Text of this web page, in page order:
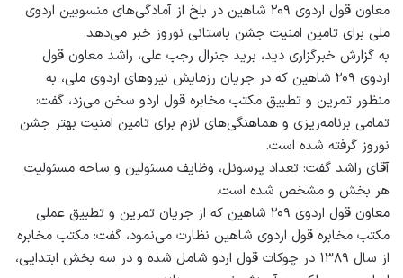
معاون قول اردوی ۲۰۹ شاهین در بلخ از آمادگی‌های منسوبین اردوی
ملی برای تامین امنیت جشن باستانی نوروز خبر می‌دهد.
به گزارش خبرگزاری دید، برید جنرال رجب علی، راشد معاون قول
اردوی ۲۰۹ شاهین که در جریان رزمایش نیروهای اردوی ملی، به
منظور تمرین و تطبیق مکتب مخابره قول اردو سخن می‌زد، گفت:
تمامی برنامه‌ریزی و هماهنگی‌های لازم برای تامین امنیت بهتر جشن
نوروز گرفته شده است.
آقای راشد گفت: تعداد پرسونل، وظایف مسئولین و ساحه مسئولیت
هر بخش و مشخص شده است.
معاون قول اردوی ۲۰۹ شاهین که از جریان تمرین و تطبیق عملی
مکتب مخابره قول اردوی شاهین نظارت می‌نمود، گفت: مکتب مخابره
از سال ۱۳۸۹ در چوکات قول اردو شامل شده و در سه بخش ابتدایی،